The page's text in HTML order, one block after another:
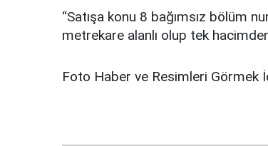
“Satışa konu 8 bağımsız bölüm
metrekare alanlı olup tek
Foto Haber ve Resimleri Görmek